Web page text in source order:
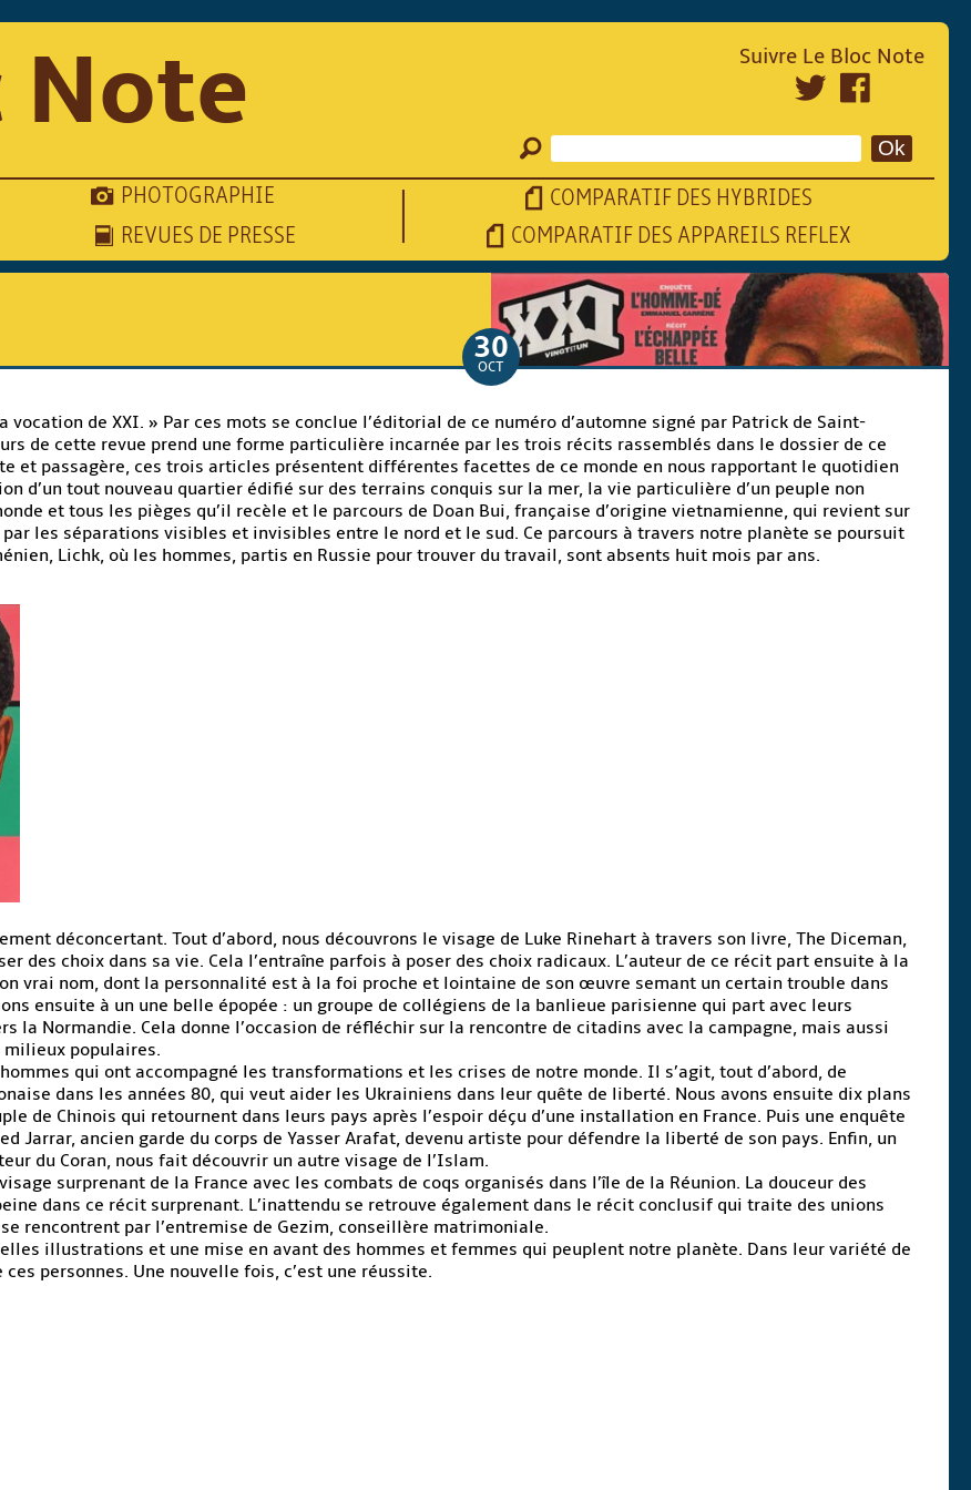
Note
PHOTOGRAPHIE
REVUES DE PRESSE
COMPARATIF DES HYBRIDES
COMPARATIF DES APPAREILS REFLEX
Suivre Le Bloc Note
30
OCT
de XXI. » Par ces mots se conclue l’éditorial de ce numéro d’automne signé par Patrick de Saint-
de cette revue prend une forme particulière incarnée par les trois récits rassemblés dans le dossier de ce
et passagère, ces trois articles présentent différentes facettes de ce monde en nous rapportant le quotidien
d’un tout nouveau quartier édifié sur des terrains conquis sur la mer, la vie particulière d’un peuple non
et tous les pièges qu’il recèle et le parcours de Doan Bui, française d’origine vietnamienne, qui revient sur
les séparations visibles et invisibles entre le nord et le sud. Ce parcours à travers notre planète se poursuit
Lichk, où les hommes, partis en Russie pour trouver du travail, sont absents huit mois par ans.
déconcertant. Tout d’abord, nous découvrons le visage de Luke Rinehart à travers son livre, The Diceman,
des choix dans sa vie. Cela l’entraîne parfois à poser des choix radicaux. L’auteur de ce récit part ensuite à la
vrai nom, dont la personnalité est à la foi proche et lointaine de son œuvre semant un certain trouble dans
ensuite à un une belle épopée : un groupe de collégiens de la banlieue parisienne qui part avec leurs
la Normandie. Cela donne l’occasion de réfléchir sur la rencontre de citadins avec la campagne, mais aussi
milieux populaires.
qui ont accompagné les transformations et les crises de notre monde. Il s’agit, tout d’abord, de
dans les années 80, qui veut aider les Ukrainiens dans leur quête de liberté. Nous avons ensuite dix plans
de Chinois qui retournent dans leurs pays après l’espoir déçu d’une installation en France. Puis une enquête
Jarrar, ancien garde du corps de Yasser Arafat, devenu artiste pour défendre la liberté de son pays. Enfin, un
du Coran, nous fait découvrir un autre visage de l’Islam.
surprenant de la France avec les combats de coqs organisés dans l’île de la Réunion. La douceur des
dans ce récit surprenant. L’inattendu se retrouve également dans le récit conclusif qui traite des unions
rencontrent par l’entremise de Gezim, conseillère matrimoniale.
illustrations et une mise en avant des hommes et femmes qui peuplent notre planète. Dans leur variété de
personnes. Une nouvelle fois, c’est une réussite.